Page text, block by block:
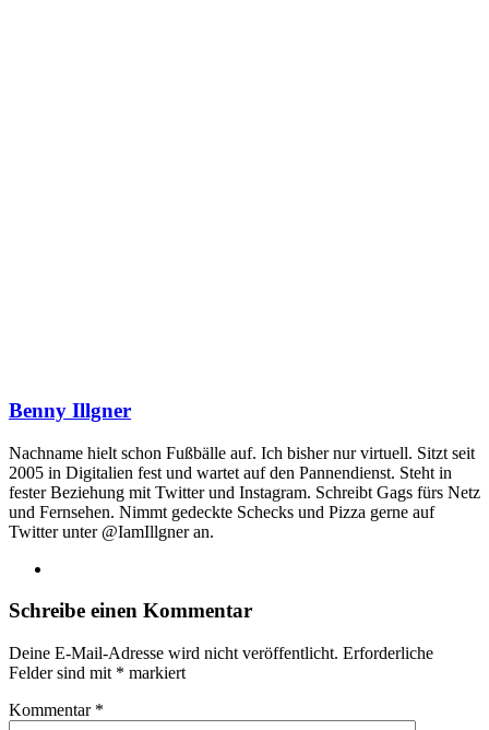
Benny Illgner
Nachname hielt schon Fußbälle auf. Ich bisher nur virtuell. Sitzt seit
2005 in Digitalien fest und wartet auf den Pannendienst. Steht in
fester Beziehung mit Twitter und Instagram. Schreibt Gags fürs Netz
und Fernsehen. Nimmt gedeckte Schecks und Pizza gerne auf
Twitter unter @IamIllgner an.
Schreibe einen Kommentar
Deine E-Mail-Adresse wird nicht veröffentlicht. Erforderliche
Felder sind mit * markiert
Kommentar *